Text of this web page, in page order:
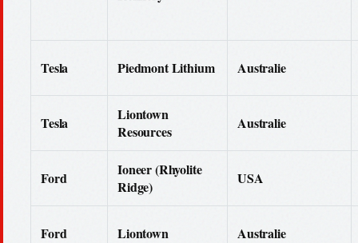
Tesla Piedmont Lithium Australie
Tesla
Liontown
Resources
Australie
Ford
Ioneer (Rhyolite
Ridge)
USA
Ford Liontown Australie